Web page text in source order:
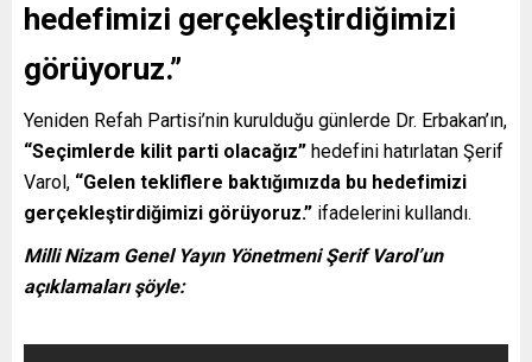
hedefimizi gerçekleştirdiğimizi
görüyoruz.”
Yeniden Refah Partisi’nin kurulduğu günlerde Dr. Erbakan’ın,
“Seçimlerde kilit parti olacağız” hedefini hatırlatan Şerif
Varol, “Gelen tekliflere baktığımızda bu hedefimizi
gerçekleştirdiğimizi görüyoruz.” ifadelerini kullandı.
Milli Nizam Genel Yayın Yönetmeni Şerif Varol’un
açıklamaları şöyle: